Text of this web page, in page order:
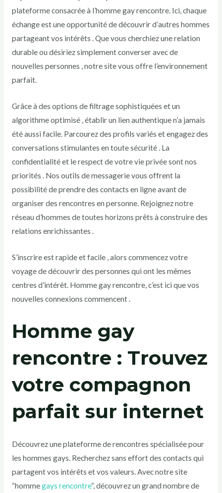
plateforme consacrée à l’homme gay rencontre. Ici, chaque
échange est une opportunité de découvrir d’autres hommes
partageant vos intérêts . Que vous cherchiez une relation
durable ou désiriez simplement converser avec de
nouvelles personnes , notre site vous offre l’environnement
parfait.
Grâce à des options de filtrage sophistiquées et un
algorithme optimisé , établir un lien authentique n’a jamais
été aussi facile. Parcourez des profils variés et engagez des
conversations stimulantes en toute sécurité . La
confidentialité et le respect de votre vie privée sont nos
priorités . Nos outils de messagerie vous offrent la
possibilité de prendre des contacts en ligne avant de
organiser des rencontres en personne. Rejoignez notre
réseau d’hommes de toutes horizons prêts à construire des
relations enrichissantes .
S’inscrire est rapide et facile , alors commencez votre
voyage de découvrir des personnes qui ont les mêmes
centres d’intérêt. Homme gay rencontre, c’est ici que vos
nouvelles connexions commencent .
Homme gay
rencontre : Trouvez
votre compagnon
parfait sur internet
Découvrez une plateforme de rencontres spécialisée pour
les hommes gays. Recherchez sans effort des contacts qui
partagent vos intérêts et vos valeurs. Avec notre site
“hommegays rencontre“, découvrez un grand nombre de